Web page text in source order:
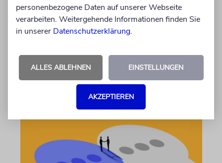
Nach der Schließung des eng mit dem
iranischen Regime verflochtenen »Islamischen
Zentrums Hamburg« wird über die künftige
von Ulrike Becker
06.08.2026
personenbezogene Daten auf unserer Webseite
verarbeiten. Weitergehende Informationen finden Sie
in unserer Datenschutzerklärung.
ALLES ABLEHNEN EINSTELLUNGEN
AKZEPTIEREN